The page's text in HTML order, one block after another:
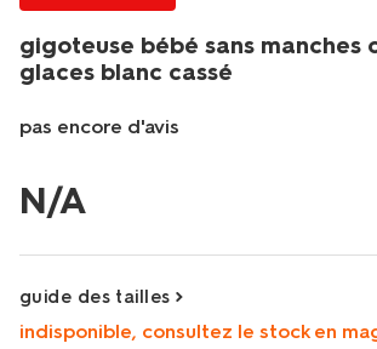
gigoteuse bébé sans manches
glaces blanc cassé
pas encore d'avis
fr/bebe/vetements-
bebe/pyjamas-
bebe/gigoteuse-
bebe-
sans-
manches-
N/A
guide des tailles
indisponible, consultez le stock en